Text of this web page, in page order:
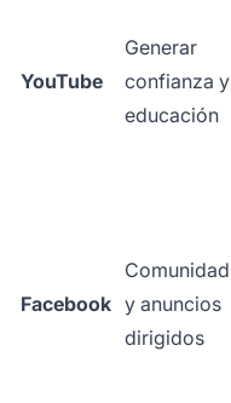
YouTube
Generar
confianza y
educación
Facebook
Comunidad
y anuncios
dirigidos